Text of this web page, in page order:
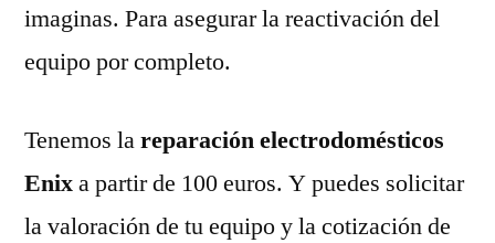
imaginas. Para asegurar la reactivación del
equipo por completo.
Tenemos lareparación electrodomésticos
Enixa partir de 100 euros. Y puedes solicitar
la valoración de tu equipo y la cotización de